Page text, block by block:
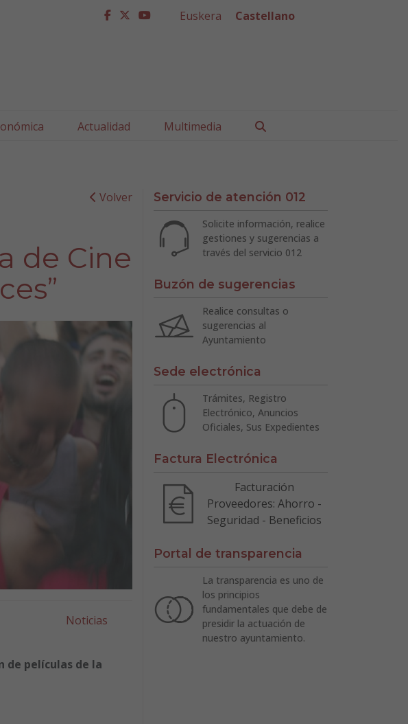
facebook
twitter
youtube
Euskera Castellano
Actualidad Multimedia
Volver
de Cine
Noticias
de películas de la
Servicio de atención 012
Solicite información, realice
gestiones y sugerencias a
través del servicio 012
Buzón de sugerencias
Realice consultas o
sugerencias al
Ayuntamiento
Sede electrónica
Trámites, Registro
Electrónico, Anuncios
Oficiales, Sus Expedientes
Factura Electrónica
Facturación
Proveedores: Ahorro -
Seguridad - Beneficios
Portal de transparencia
La transparencia es uno de
los principios
fundamentales que debe de
presidir la actuación de
nuestro ayuntamiento.